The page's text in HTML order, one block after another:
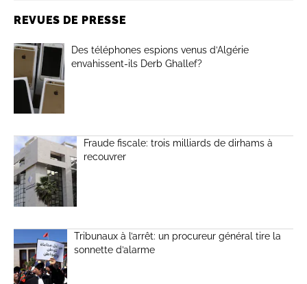
REVUES DE PRESSE
Des téléphones espions venus d’Algérie
envahissent-ils Derb Ghallef?
Fraude fiscale: trois milliards de dirhams à
recouvrer
Tribunaux à l’arrêt: un procureur général tire la
sonnette d’alarme